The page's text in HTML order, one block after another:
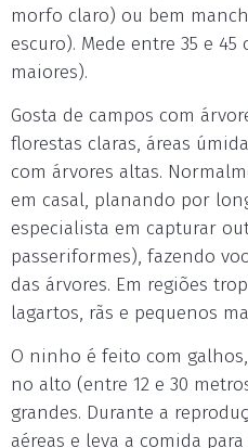
morfo claro) ou bem
escuro). Mede entre 35 e
maiores).
Gosta de campos com
florestas claras, áreas
com árvores altas.
em casal, planando por
especialista em capturar
passeriformes), fazendo
das árvores. Em regiões
lagartos, rãs e pequenos
O ninho é feito com
no alto (entre 12 e 30
grandes. Durante a
aéreas e leva a comida